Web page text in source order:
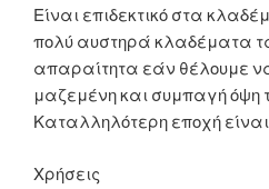
Είναι επιδεκτικό στα
πολύ αυστηρά κλαδέματα
απαραίτητα εάν θέλουμε
μαζεμένη και συμπαγή όψη
Καταλληλότερη εποχή είναι
Χρήσεις